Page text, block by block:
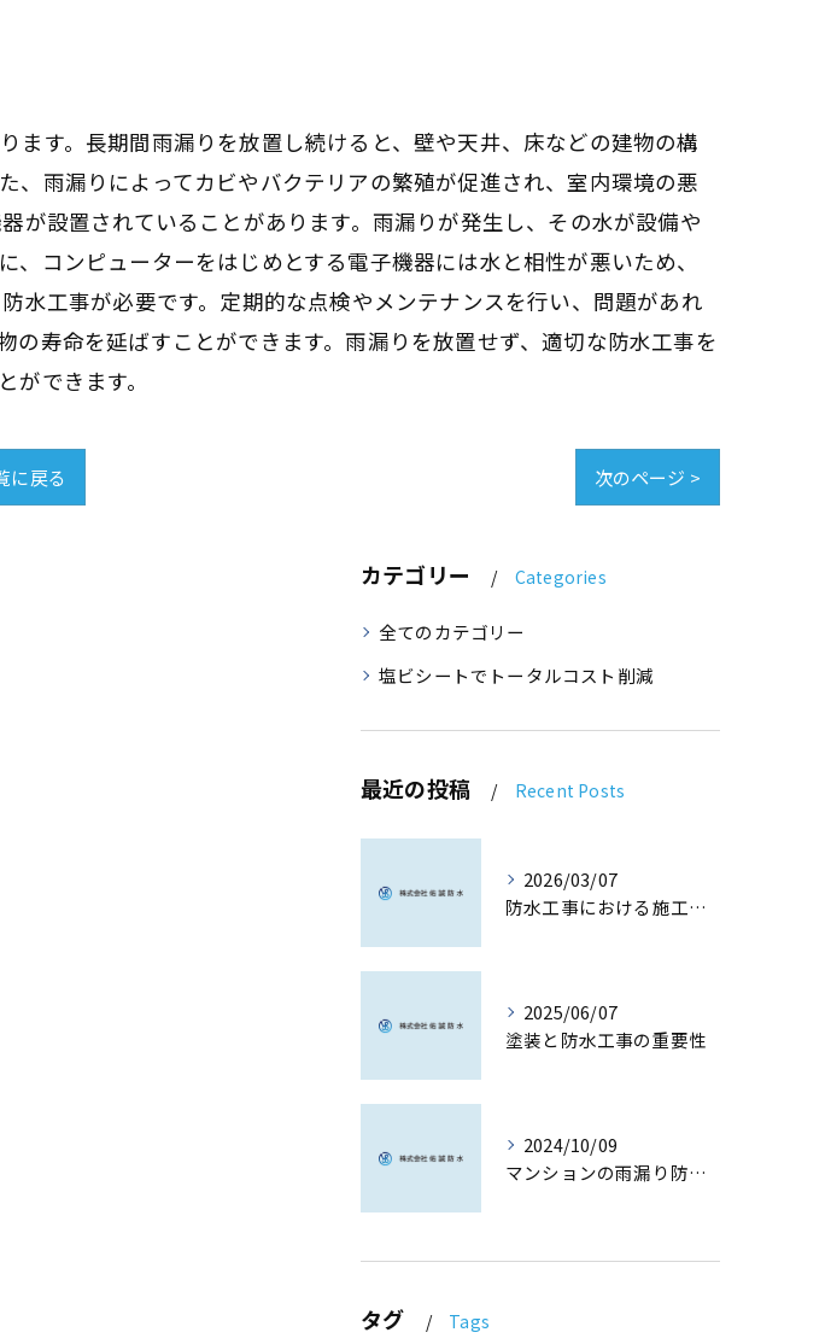
す。長期間雨漏りを放置し続けると、壁や天井、床などの建物の構
雨漏りによってカビやバクテリアの繁殖が促進され、室内環境の悪
が設置されていることがあります。雨漏りが発生し、その水が設備や
コンピューターをはじめとする電子機器には水と相性が悪いため、
水工事が必要です。定期的な点検やメンテナンスを行い、問題があれ
寿命を延ばすことができます。雨漏りを放置せず、適切な防水工事を
できます。
に戻る 次のページ >
カテゴリー Categories
全てのカテゴリー
塩ビシートでトータルコスト削減
最近の投稿 Recent Posts
2026/03/07
防水工事における施工品質の核心
2025/06/07
塗装と防水工事の重要性
2024/10/09
マンションの雨漏り防止対策と選び方
タグ Tags